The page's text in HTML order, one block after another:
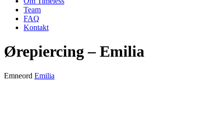
Team
FAQ
Kontakt
Ørepiercing – Emilia
Emneord Emilia